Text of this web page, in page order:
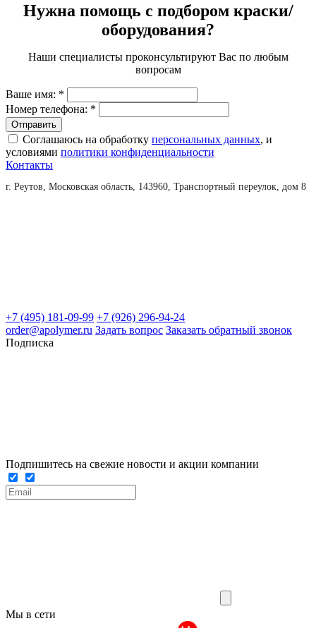
Нужна помощь с подбором краски/
оборудования?
Наши специалисты проконсультируют Вас по любым
вопросам
Ваше имя: *
Номер телефона: *
Соглашаюсь на обработку персональных данных, и
условиями политики конфиденциальности
Контакты
г. Реутов, Московская область, 143960, Транспортный переулок, дом 8
+7 (495) 181-09-99 +7 (926) 296-94-24
order@apolymer.ru Задать вопрос Заказать обратный звонок
Подписка
Подпишитесь на свежие новости и акции компании
Мы в сети